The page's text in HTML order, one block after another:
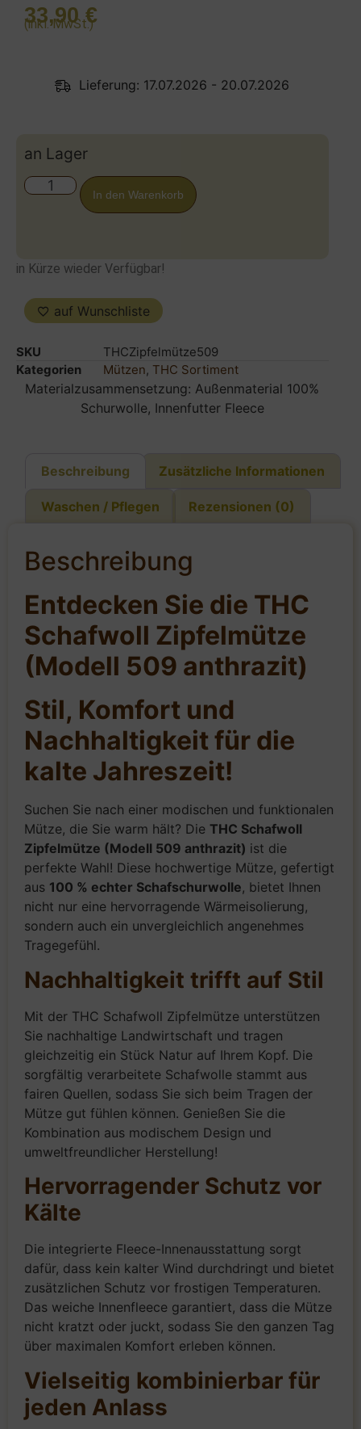
33,90€
(inkl. MwSt.)
Lieferung: 17.07.2026 - 20.07.2026
an Lager
In den Warenkorb
in Kürze wieder Verfügbar!
auf Wunschliste
SKU
THCZipfelmütze509
Kategorien
Mützen, THC Sortiment
Materialzusammensetzung: Außenmaterial 100%
Schurwolle, Innenfutter Fleece
Beschreibung Zusätzliche Informationen
Waschen / Pflegen Rezensionen (0)
Beschreibung
Entdecken Sie die THC
Schafwoll Zipfelmütze
(Modell 509 anthrazit)
Stil, Komfort und
Nachhaltigkeit für die
kalte Jahreszeit!
Suchen Sie nach einer modischen und funktionalen
Mütze, die Sie warm hält? Die THC Schafwoll
Zipfelmütze (Modell 509 anthrazit) ist die
perfekte Wahl! Diese hochwertige Mütze, gefertigt
aus 100 % echter Schafschurwolle, bietet Ihnen
nicht nur eine hervorragende Wärmeisolierung,
sondern auch ein unvergleichlich angenehmes
Tragegefühl.
Nachhaltigkeit trifft auf Stil
Mit der THC Schafwoll Zipfelmütze unterstützen
Sie nachhaltige Landwirtschaft und tragen
gleichzeitig ein Stück Natur auf Ihrem Kopf. Die
sorgfältig verarbeitete Schafwolle stammt aus
fairen Quellen, sodass Sie sich beim Tragen der
Mütze gut fühlen können. Genießen Sie die
Kombination aus modischem Design und
umweltfreundlicher Herstellung!
Hervorragender Schutz vor
Kälte
Die integrierte Fleece-Innenausstattung sorgt
dafür, dass kein kalter Wind durchdringt und bietet
zusätzlichen Schutz vor frostigen Temperaturen.
Das weiche Innenfleece garantiert, dass die Mütze
nicht kratzt oder juckt, sodass Sie den ganzen Tag
über maximalen Komfort erleben können.
Vielseitig kombinierbar für
jeden Anlass